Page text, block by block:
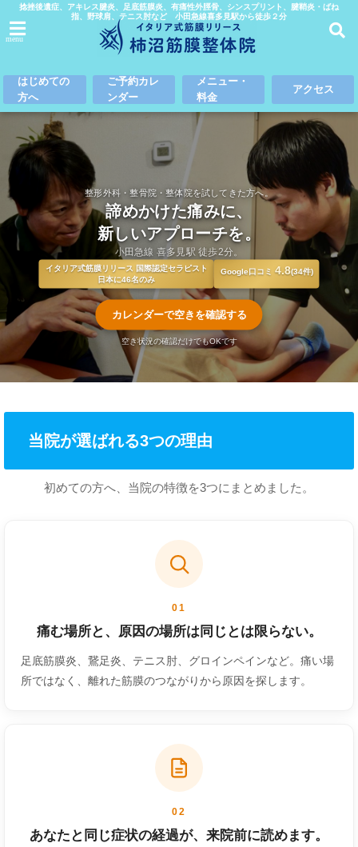
捻挫後遺症、アキレス腱炎、足底筋膜炎、有痛性外脛骨、シンスプリント、腱鞘炎・ばね
指、野球肩、テニス肘など 小田急線喜多見駅から徒歩２分
menu
はじめての
方へ
ご予約カレ
ンダー
メニュー・
料金
アクセス
整形外科・整骨院・整体院を試してきた方へ。
諦めかけた痛みに、
新しいアプローチを。
小田急線 喜多見駅 徒歩2分。
イタリア式筋膜リリース 国際認定セラピスト
日本に46名のみ
Google口コミ 4.8(34件)
カレンダーで空きを確認する
空き状況の確認だけでもOKです
当院が選ばれる3つの理由
初めての方へ、当院の特徴を3つにまとめました。
01
痛む場所と、原因の場所は同じとは限らない。
足底筋膜炎、鵞足炎、テニス肘、グロインペインなど。痛い場
所ではなく、離れた筋膜のつながりから原因を探します。
02
あなたと同じ症状の経過が、来院前に読めます。